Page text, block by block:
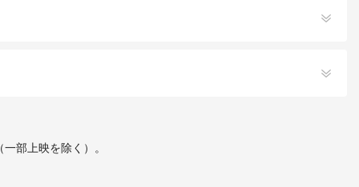
部上映を除く）。
ってもご入場いただけません。